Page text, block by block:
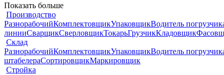
Показать больше
Производство
РазнорабочийКомплектовщикУпаковщикВодитель
линииСварщикСверловщикТокарьГрузчикКладовщик
Склад
РазнорабочийКомплектовщикУпаковщикВодитель
штабелераСортировщикМаркировщик
Стройка